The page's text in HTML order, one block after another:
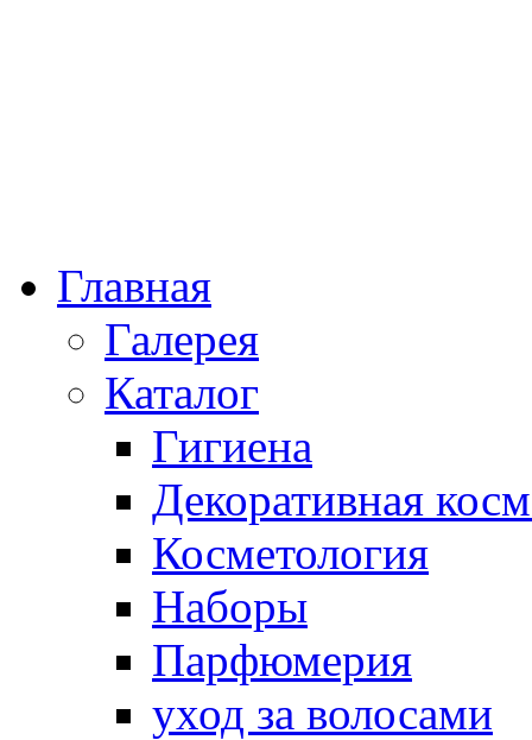
Главная
Галерея
Каталог
Гигиена
Декоративная
Косметология
Наборы
Парфюмерия
уход за волосами